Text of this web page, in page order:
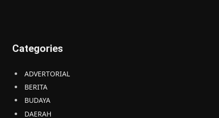
Categories
ADVERTORIAL
BERITA
BUDAYA
DAERAH